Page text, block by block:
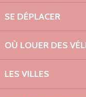
SE DÉPLACER
OÙ LOUER DES
LES VILLES